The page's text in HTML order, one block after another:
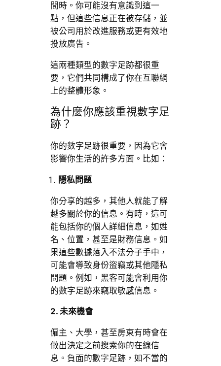
間時。你可能沒有意識到這一
點，但這些信息正在被存儲，並
被公司用於改進服務或更有效地
投放廣告。
這兩種類型的數字足跡都很重
要，它們共同構成了你在互聯網
上的整體形象。
為什麼你應該重視數字足
跡？
你的數字足跡很重要，因為它會
影響你生活的許多方面。比如：
隱私問題
你分享的越多，其他人就能了解
越多關於你的信息。有時，這可
能包括你的個人詳細信息，如姓
名、位置，甚至是財務信息。如
果這些數據落入不法分子手中，
可能會導致身份盜竊或其他隱私
問題。例如，黑客可能會利用你
的數字足跡來竊取敏感信息。
2. 未來機會
僱主、大學，甚至房東有時會在
做出決定之前搜索你的在線信
息。負面的數字足跡，如不當的